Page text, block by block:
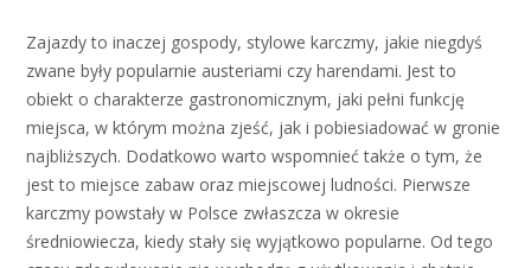
Zajazdy to inaczej gospody, stylowe karczmy, jakie niegdyś
zwane były popularnie austeriami czy harendami. Jest to
obiekt o charakterze gastronomicznym, jaki pełni funkcję
miejsca, w którym można zjeść, jak i pobiesiadować w gronie
najbliższych. Dodatkowo warto wspomnieć także o tym, że
jest to miejsce zabaw oraz miejscowej ludności. Pierwsze
karczmy powstały w Polsce zwłaszcza w okresie
średniowiecza, kiedy stały się wyjątkowo popularne. Od tego